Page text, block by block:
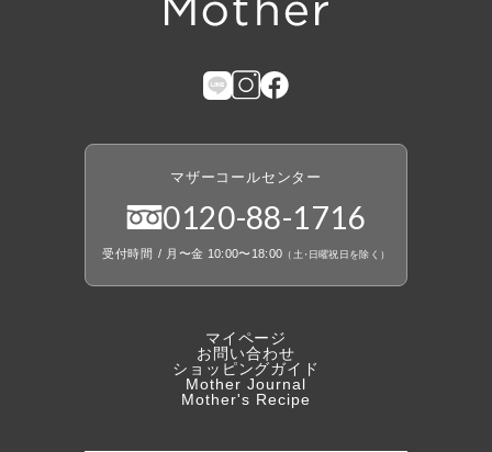
マイページ
お問い合わせ
ショッピングガイド
Mother Journal
Mother's Recipe
マザーコールセンター
0120-88-1716
受付時間 / 月〜金 10:00〜18:00 （ 土・ 日曜祝日を除く）